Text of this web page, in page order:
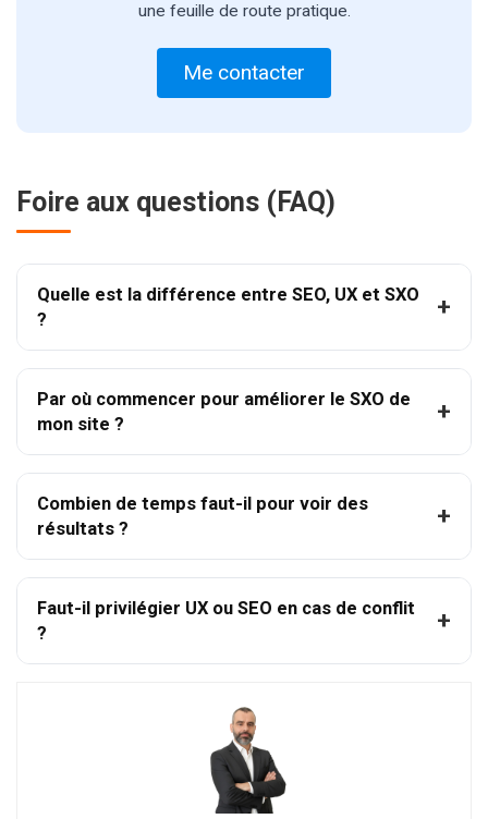
une feuille de route pratique.
Me contacter
Foire aux questions (FAQ)
Quelle est la différence entre SEO, UX et SXO
?
Par où commencer pour améliorer le SXO de
mon site ?
Combien de temps faut-il pour voir des
résultats ?
Faut-il privilégier UX ou SEO en cas de conflit
?